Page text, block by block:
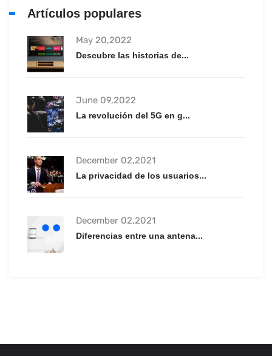
Artículos populares
May 20,2022
Descubre las historias de...
June 09,2022
La revolución del 5G en g...
December 02,2021
La privacidad de los usuarios...
December 02,2021
Diferencias entre una antena...